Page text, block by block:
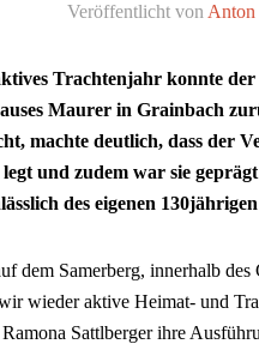
Veröffentlicht von Anton
Trachtenjahr konnte
Maurer in Grainbach
machte deutlich, dass der
und zudem war sie
des eigenen 130jährigen
dem Samerberg, innerhalb
wieder aktive Heimat- und
Sattlberger ihre